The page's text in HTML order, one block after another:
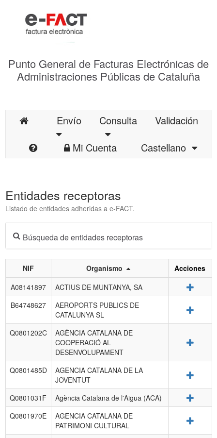
Punto General de Facturas Electrónicas de
Administraciones Públicas de Cataluña
Envío Consulta
Validación
Mi Cuenta
Castellano
Entidades receptoras
Listado de entidades adheridas a e-FACT.
Búsqueda de entidades receptoras
Listado
de
entidades
NIF Organismo
Acciones
A08141897
ACTIUS DE MUNTANYA, SA
B64748627
AEROPORTS PUBLICS DE
CATALUNYA SL
Q0801202C
AGÈNCIA CATALANA DE
COOPERACIÓ AL
DESENVOLUPAMENT
Q0801485D
AGENCIA CATALANA DE LA
JOVENTUT
Q0801031F Agència Catalana de l'Aigua (ACA)
Q0801970E
AGENCIA CATALANA DE
PATRIMONI CULTURAL